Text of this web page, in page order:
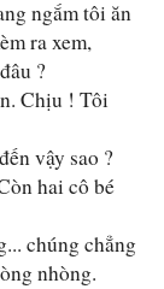
ngắm tôi ăn
ra xem,
?
Chịu ! Tôi
vậy sao ?
hai cô bé
chúng chẳng
nhòng.